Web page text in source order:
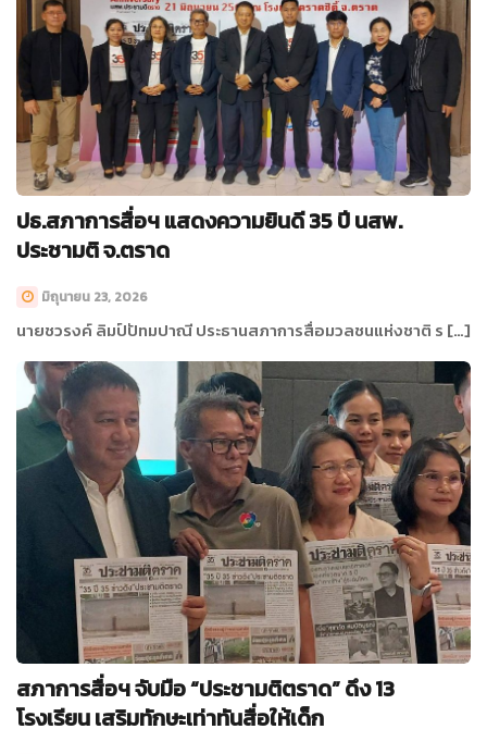
ปธ.สภาการสื่อฯ แสดงความยินดี 35 ปี นสพ.
ประชามติ จ.ตราด
มิถุนายน 23, 2026
นายชวรงค์ ลิมป์ปัทมปาณี ประธานสภาการสื่อมวลชนแห่งชาติ ร […]
สภาการสื่อฯ จับมือ “ประชามติตราด” ดึง 13
โรงเรียน เสริมทักษะเท่าทันสื่อให้เด็ก